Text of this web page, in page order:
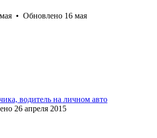
• Обновлено 16 мая
водитель на личном авто
26 апреля 2015